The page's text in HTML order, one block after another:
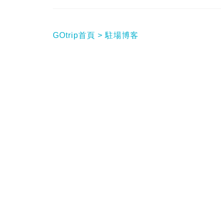
GOtrip首頁 駐場博客